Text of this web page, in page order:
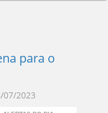
para o
07/2023